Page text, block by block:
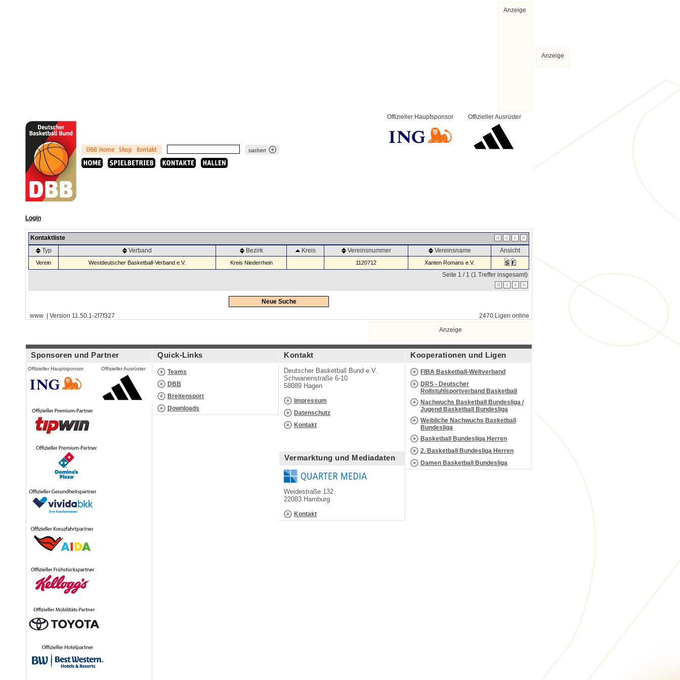
Anzeige
Offizieller Ausrüster
Offizieller Hauptsponsor
Login
Kontaktliste
Typ
Verband Bezirk Kreis Vereinsnummer Vereinsname Ansicht
Verein Westdeutscher Basketball-Verband e.V. Kreis Niederrhein 1120712 Xanten Romans e.V.
Seite 1 / 1 (1 Treffer insgesamt)
Neue Suche
www | Version 11.50.1-2f7f327
2470 Ligen online
Anzeige
Sponsoren und Partner
Offizieller Hauptsponsor Offizieller Ausrüster
Quick-Links
Teams
DBB
Breitensport
Downloads
Kontakt
Deutscher Basketball Bund e.V.
Schwanenstraße 6-10
58089 Hagen
Impressum
Datenschutz
Kontakt
Vermarktung und Mediadaten
Weidestraße 132
22083 Hamburg
Kontakt
Kooperationen und Ligen
FIBA Basketball-Weltverband
DRS - Deutscher
Rollstuhlsportverband Basketball
Nachwuchs Basketball Bundesliga /
Jugend Basketball Bundesliga
Weibliche Nachwuchs Basketball
Bundesliga
Basketball Bundesliga Herren
2. Basketball Bundesliga Herren
Damen Basketball Bundesliga
Anzeige